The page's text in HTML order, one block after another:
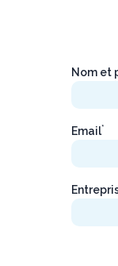
Nom et
Email*